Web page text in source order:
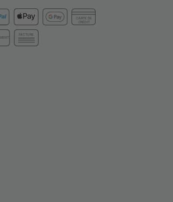
CARTE DE
CRÉDIT
FACTURE